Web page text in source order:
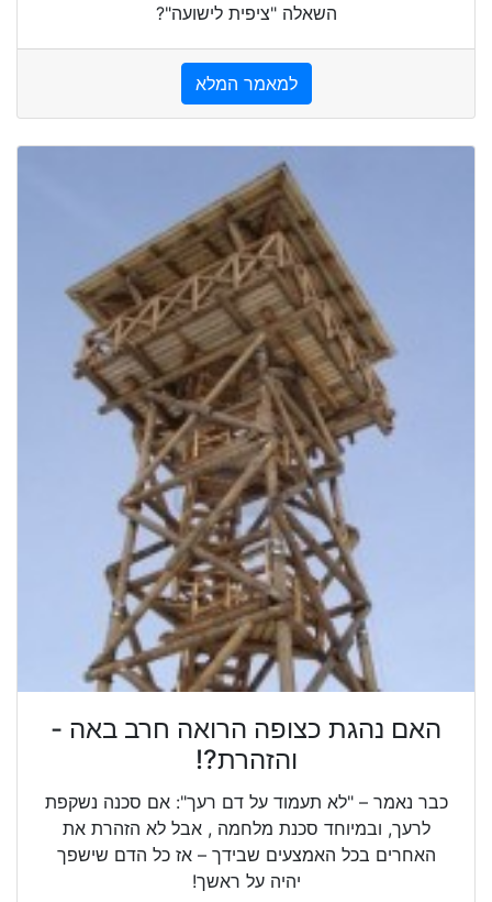
השאלה "ציפית לישועה"?
למאמר המלא
האם נהגת כצופה הרואה חרב באה -
והזהרת?!
כבר נאמר – "לא תעמוד על דם רעך": אם סכנה נשקפת
לרעך, ובמיוחד סכנת מלחמה , אבל לא הזהרת את
האחרים בכל האמצעים שבידך – אז כל הדם שישפך
יהיה על ראשך!